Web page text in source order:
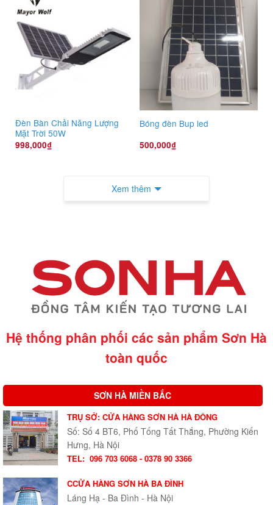
Đèn Bàn Chải Năng Lượng
Mặt Trời 50W
998,000₫
Bóng đèn Bup led
500,000₫
Xem thêm
Hệ thống phân phối các sản phẩm Sơn Hà
toàn quốc
SƠN HÀ MIỀN BẮC
TRỤ SỞ: CỬA HÀNG SƠN HÀ HÀ ĐÔNG
Số: Số 4 BT6, Phố Tống Tất Thắng, Phường Kiến
Hưng, Hà Nội
TEL: 096 703 6068 - 0378 90 3366
CCỬA HÀNG SƠN HÀ BA ĐÌNH
Láng Hạ - Ba Đình - Hà Nội